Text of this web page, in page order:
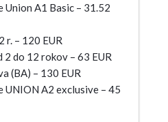
A1 Basic – 31.52
r. – 120 EUR
do 12 rokov – 63 EUR
(BA) – 130 EUR
UNION A2 exclusive – 45